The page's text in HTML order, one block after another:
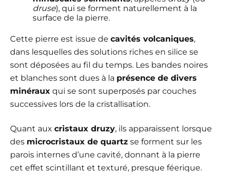
druse), qui se forment naturellement à la
surface de la pierre.
Cette pierre est issue de cavités volcaniques,
dans lesquelles des solutions riches en silice se
sont déposées au fil du temps. Les bandes noires
et blanches sont dues à la présence de divers
minéraux qui se sont superposés par couches
successives lors de la cristallisation.
Quant aux cristaux druzy, ils apparaissent lorsque
des microcristaux de quartz se forment sur les
parois internes d’une cavité, donnant à la pierre
cet effet scintillant et texturé, presque féerique.